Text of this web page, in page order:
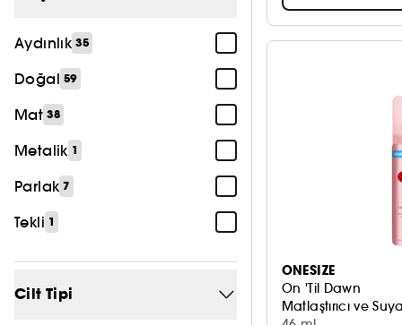
Parfümsüz 5
Aydınlık 35
Doğal 59
Mat 38
Metalik 1
Parlak 7
Tekli 1
Cilt Tipi
ONESIZE
On 'Til Dawn
Matlaştırıcı ve